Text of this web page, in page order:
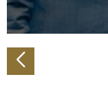
analysieren.
Verwendung
Partner führen
weiteren Daten